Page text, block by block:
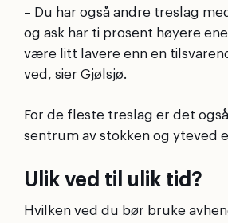
– Du har også andre treslag
og ask har ti prosent høyere
være litt lavere enn en
ved, sier Gjølsjø.
For de fleste treslag er det
sentrum av stokken og yteved
Ulik ved til ulik tid?
Hvilken ved du bør bruke